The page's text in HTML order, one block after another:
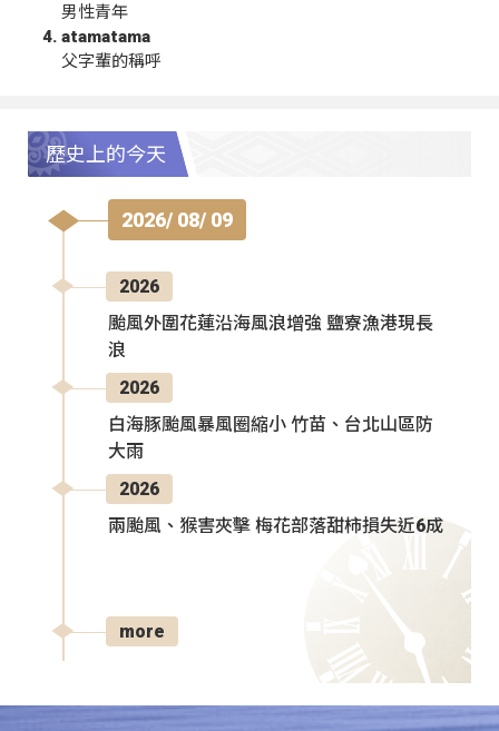
男性青年
atamatama
父字輩的稱呼
歷史上的今天
2026/ 08/ 09
2026
颱風外圍花蓮沿海風浪增強 鹽寮漁港現長
浪
2026
白海豚颱風暴風圈縮小 竹苗、台北山區防
大雨
2026
兩颱風、猴害夾擊 梅花部落甜柿損失近6成
more